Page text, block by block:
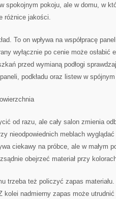
spokojnym pokoju, ale w domu, w
różnice jakości.
To on wpływa na współpracę
wyłącznie po cenie może
przed wymianą podłogi
podkładu oraz listew w
od razu, ale cały salon zmienia
nieodpowiednich meblach
ciekawy na próbce, ale w małym
obejrzeć materiał przy
trzeba też policzyć zapas
kolei nadmierny zapas może